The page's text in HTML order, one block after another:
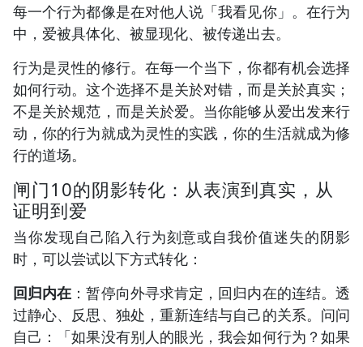
每一个行为都像是在对他人说「我看见你」。在行为
中，爱被具体化、被显现化、被传递出去。
行为是灵性的修行。在每一个当下，你都有机会选择
如何行动。这个选择不是关於对错，而是关於真实；
不是关於规范，而是关於爱。当你能够从爱出发来行
动，你的行为就成为灵性的实践，你的生活就成为修
行的道场。
闸门10的阴影转化：从表演到真实，从
证明到爱
当你发现自己陷入行为刻意或自我价值迷失的阴影
时，可以尝试以下方式转化：
回归内在 ：暂停向外寻求肯定，回归内在的连结。透
过静心、反思、独处，重新连结与自己的关系。问问
自己：「如果没有别人的眼光，我会如何行为？如果